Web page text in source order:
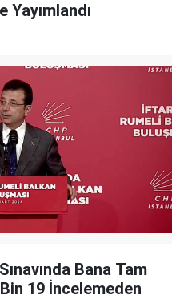
Yayımlandı
Bana Tam
19 İncelemeden